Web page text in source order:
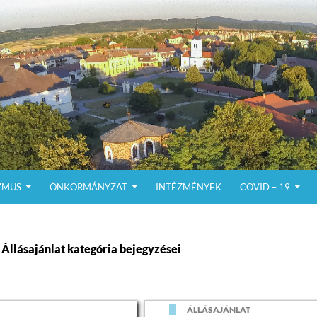
ÖNKORMÁNYZAT INTÉZMÉNYEK COVID – 19
Állásajánlat kategória bejegyzései
ÁLLÁSAJÁNLAT